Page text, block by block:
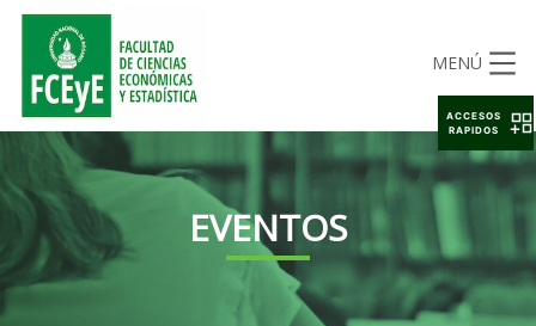
MENÚ
EVENTOS
ACCESOS
RAPIDOS